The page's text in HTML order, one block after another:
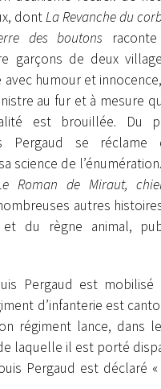
dontLa Revanche du
des boutons
garçons de deux
humour et
au fur et à mesure
est brouillée. Du
Pergaud se réclame
science de l’énumération.
Roman de Miraut,
autres
et du règne animal,
Pergaud est mobilisé
d’infanterie est
régiment lance, dans
laquelle il est porté
Pergaud est déclaré